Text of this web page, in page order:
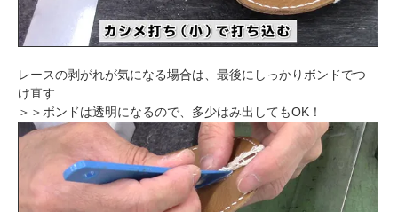
レースの剥がれが気になる場合は、最後にしっかりボンドでつ
け直す
＞＞ボンドは透明になるので、多少はみ出してもOK！